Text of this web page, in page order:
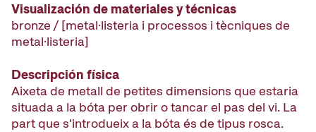
Visualización de materiales y técnicas
bronze / [metal·listeria i processos i tècniques de
metal·listeria]
Descripción física
Aixeta de metall de petites dimensions que estaria
situada a la bóta per obrir o tancar el pas del vi. La
part que s'introdueix a la bóta és de tipus rosca.